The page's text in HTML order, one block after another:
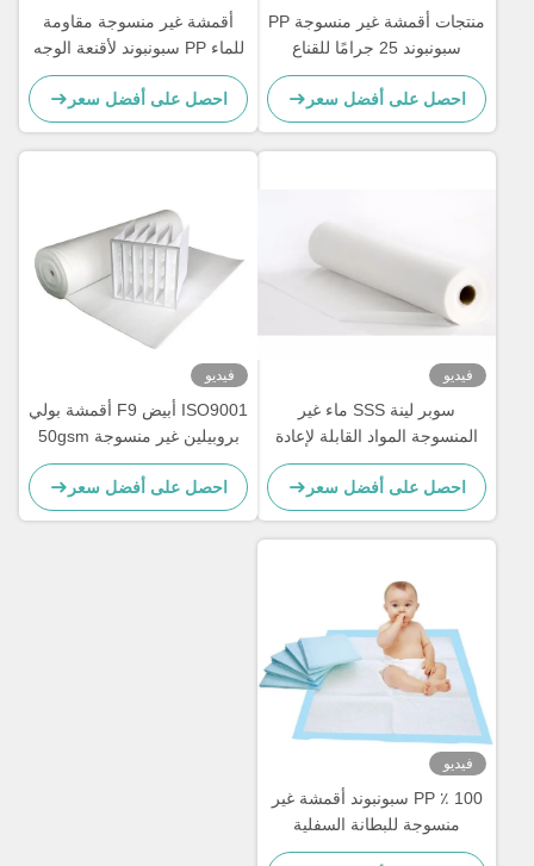
منتجات أقمشة غير منسوجة PP
سبونبوند 25 جرامًا للقناع
الجراحي
احصل على أفضل سعر
أقمشة غير منسوجة مقاومة
للماء PP سبونبوند لأقنعة الوجه
ثلاثية الطبقات N95 KF94
احصل على أفضل سعر
فيديو
سوبر لينة SSS ماء غير
المنسوجة المواد القابلة لإعادة
التدوير لصنع حفاضات
احصل على أفضل سعر
فيديو
ISO9001 أبيض F9 أقمشة بولي
بروبيلين غير منسوجة 50gsm
لأجهزة تنقية الهواء
احصل على أفضل سعر
فيديو
100 ٪ PP سبونبوند أقمشة غير
منسوجة للبطانة السفلية